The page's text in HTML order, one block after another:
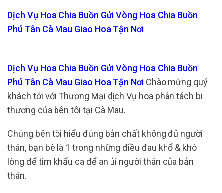
Dịch Vụ Hoa Chia Buồn Gửi Vòng Hoa Chia Buồn
Phú Tân Cà Mau Giao Hoa Tận Nơi
Dịch Vụ Hoa Chia Buồn Gửi Vòng Hoa Chia Buồn
Phú Tân Cà Mau Giao Hoa Tận Nơi Chào mừng quý
khách tới với Thương Mại dịch Vụ hoa phân tách bi
thương của bên tôi tại Cà Mau.
Chúng bên tôi hiểu đúng bản chất không đủ người
thân, bạn bè là 1 trong những điều đau khổ & khó
lòng để tìm khẩu ca để an ủi người thân của bản
thân.